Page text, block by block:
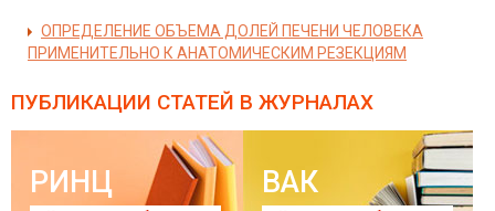
ОПРЕДЕЛЕНИЕ ОБЪЕМА ДОЛЕЙ ПЕЧЕНИ ЧЕЛОВЕКА
ПРИМЕНИТЕЛЬНО К АНАТОМИЧЕСКИМ РЕЗЕКЦИЯМ
ПУБЛИКАЦИИ СТАТЕЙ В ЖУРНАЛАХ
РИНЦ ВАК